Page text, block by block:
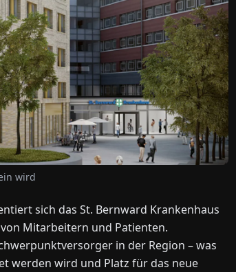
wird
sich das St. Bernward Krankenhaus
Mitarbeitern und Patienten.
in der Region – was
werden wird und Platz für das neue